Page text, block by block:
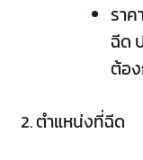
รา
ฉีด
ต้อ
ตำแหน่งที่ฉีด